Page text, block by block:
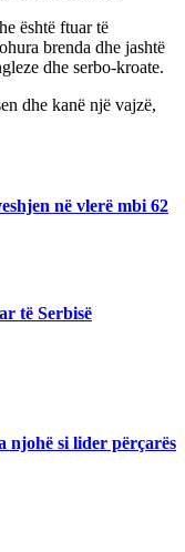
është ftuar të
brenda dhe jashtë
dhe serbo-kroate.
dhe kanë një vajzë,
në vlerë mbi 62
të Serbisë
njohë si lider përçarës